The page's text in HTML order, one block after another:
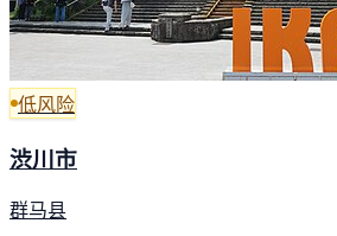
低风险
渋川市
群马县